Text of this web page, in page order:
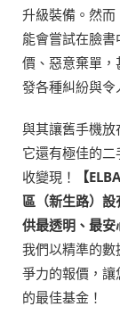
升級裝備。然
能會嘗試在臉
價、惡意棄單
發各種糾紛與令
與其讓舊手機
它還有極佳的
收變現！
【
區（新生路）
供最透明、最
我們以精準的
爭力的報價，
的最佳基金！